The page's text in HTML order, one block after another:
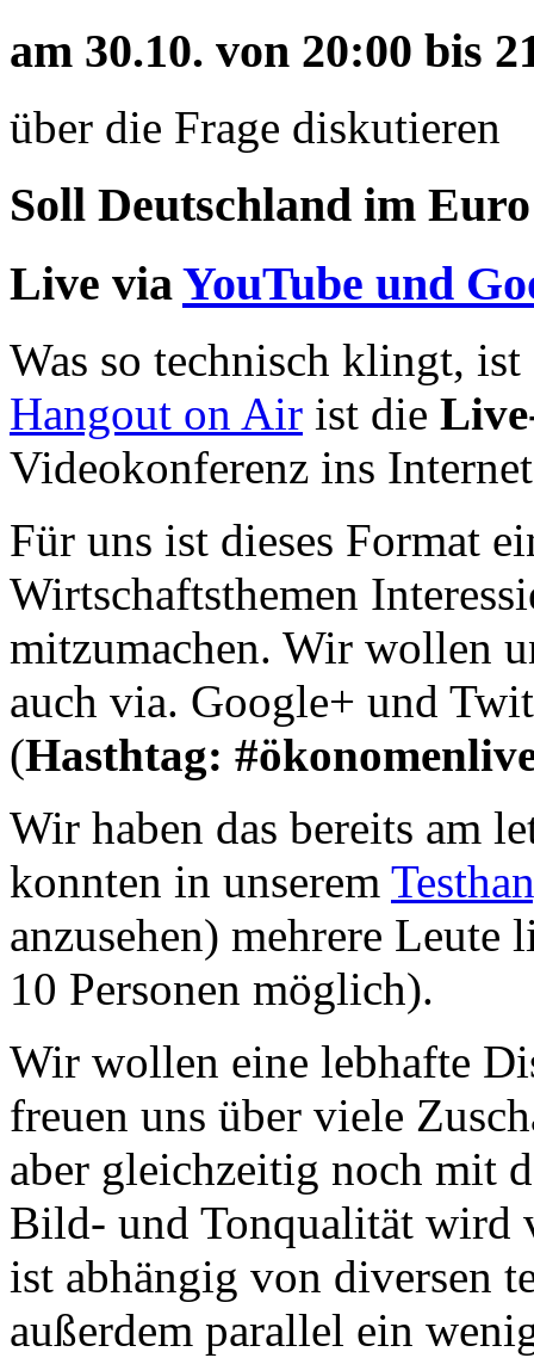
am 30.10. von 20:00 bis
über die Frage diskutieren
Soll Deutschland im
Live viaYouTube und
Was so technisch klingt,
Hangout on Air ist die
Videokonferenz ins
Für uns ist dieses Format
Wirtschaftsthemen
mitzumachen. Wir wollen
auch via. Google+ und
(Hasthtag:
Wir haben das bereits am
konnten in unserem
anzusehen) mehrere
10 Personen möglich).
Wir wollen eine lebhafte
freuen uns über viele
aber gleichzeitig noch mit
Bild- und Tonqualität wird
ist abhängig von diversen
außerdem parallel ein